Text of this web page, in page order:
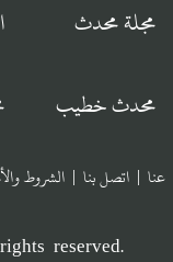
مجلة محدث
محدث خطيب
reserved.
عنا | اتصل بنا | الشروط